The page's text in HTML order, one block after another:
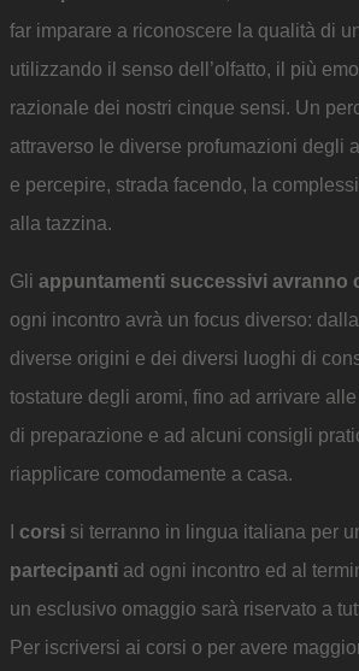
far imparare a riconoscere la qualità di
utilizzando il senso dell’olfatto, il più
razionale dei nostri cinque sensi. Un
attraverso le diverse profumazioni degli
e percepire, strada facendo, la
alla tazzina.
Gli appuntamenti successivi avranno
ogni incontro avrà un focus diverso:
diverse origini e dei diversi luoghi di
tostature degli aromi, fino ad arrivare
di preparazione e ad alcuni consigli
riapplicare comodamente a casa.
corsi si terranno in lingua italiana per
partecipanti ad ogni incontro ed al
un esclusivo omaggio sarà riservato a
Per iscriversi ai corsi o per avere